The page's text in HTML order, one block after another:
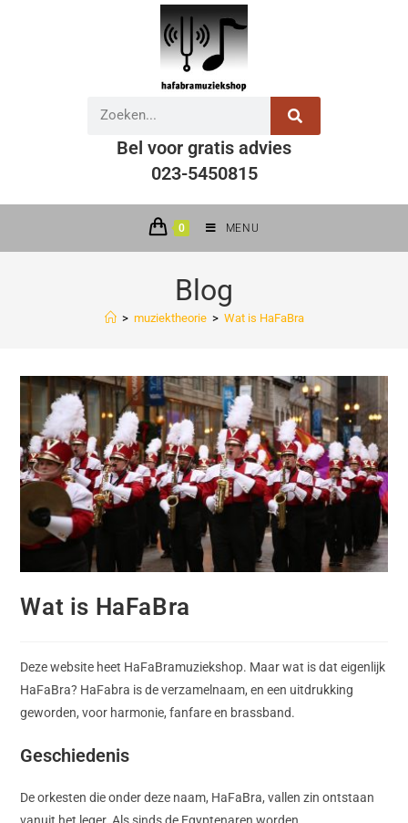
Bel voor gratis advies
023-5450815
0 MENU
Blog
> muziektheorie > Wat is HaFaBra
Wat is HaFaBra
Deze website heet HaFaBramuziekshop. Maar wat is dat eigenlijk
HaFaBra? HaFabra is de verzamelnaam, en een uitdrukking
geworden, voor harmonie, fanfare en brassband.
Geschiedenis
De orkesten die onder deze naam, HaFaBra, vallen zin ontstaan
vanuit het leger. Als sinds de Egyptenaren worden